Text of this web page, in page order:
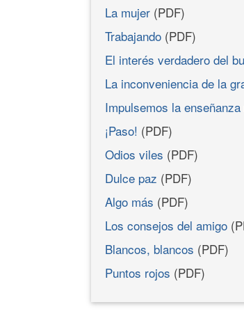
La mujer (PDF)
Trabajando (PDF)
El interés verdadero del
La inconveniencia de la
Impulsemos la
¡Paso! (PDF)
Odios viles (PDF)
Dulce paz (PDF)
Algo más (PDF)
Los consejos del amigo
Blancos, blancos (PDF)
Puntos rojos (PDF)